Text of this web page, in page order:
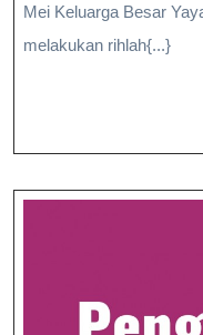
Mei Keluarga Besar
melakukan rihlah{...}